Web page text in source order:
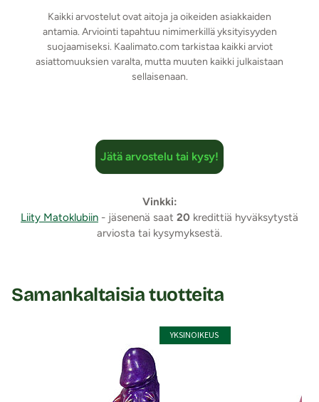
Kaikki arvostelut ovat aitoja ja oikeiden asiakkaiden
antamia. Arviointi tapahtuu nimimerkillä yksityisyyden
suojaamiseksi. Kaalimato.com tarkistaa kaikki arviot
asiattomuuksien varalta, mutta muuten kaikki julkaistaan
sellaisenaan.
Jätä arvostelu tai kysy!
Vinkki:
Liity Matoklubiin - jäsenenä saat 20 kredittiä hyväksytystä
arviosta tai kysymyksestä.
Samankaltaisia tuotteita
YKSINOIKEUS